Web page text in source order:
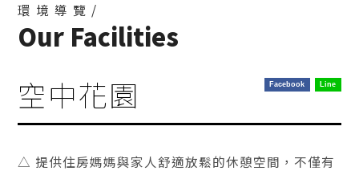
環境導覽/
Our Facilities
Line
Facebook
空中花園
△ 提供住房媽媽與家人舒適放鬆的休憩空間，不僅有